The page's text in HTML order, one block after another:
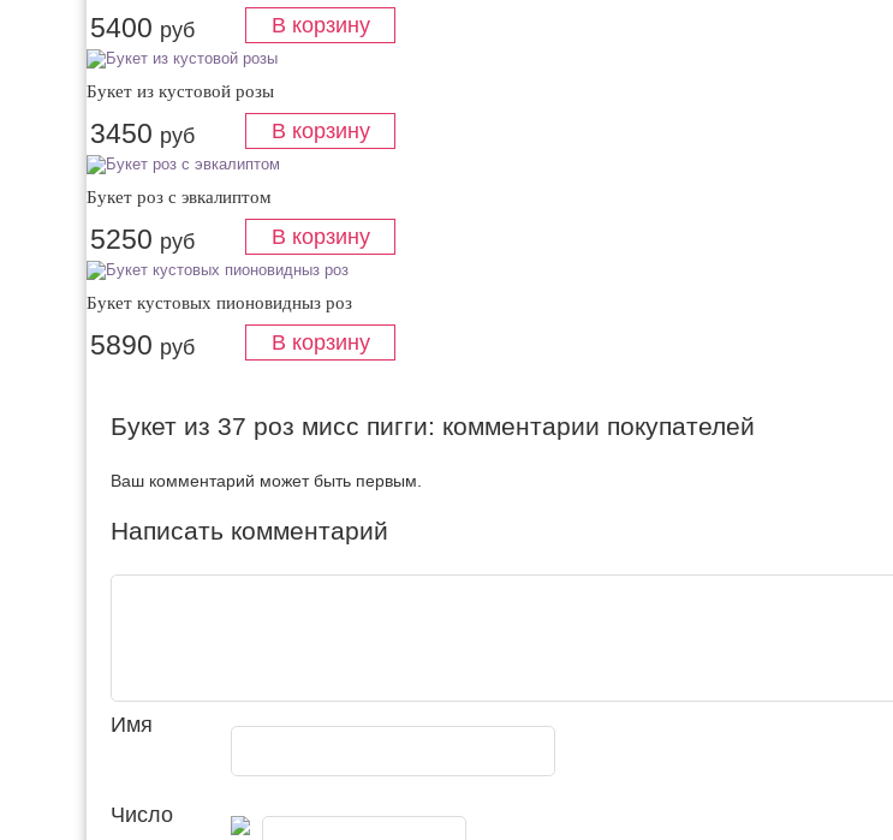
5400 руб
Букет из кустовой розы
3450 руб
Букет роз с эвкалиптом
5250 руб
Букет кустовых пионовидныз роз
5890 руб
Букет из 37 роз мисс пигги: комментарии покупателей
Ваш комментарий может быть первым.
Написать комментарий
Имя
Число